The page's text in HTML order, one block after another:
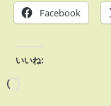
Facebook
いいね: